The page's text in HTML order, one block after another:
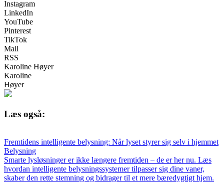
Instagram
LinkedIn
YouTube
Pinterest
TikTok
Mail
RSS
Karoline Høyer
Karoline
Høyer
Læs også:
Fremtidens intelligente belysning: Når lyset styrer sig selv i hjemmet
Belysning
Smarte lysløsninger er ikke længere fremtiden – de er her nu. Læs
hvordan intelligente belysningssystemer tilpasser sig dine vaner,
skaber den rette stemning og bidrager til et mere bæredygtigt hjem.